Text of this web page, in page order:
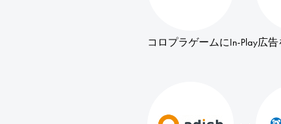
コロプラゲームにIn-Play広